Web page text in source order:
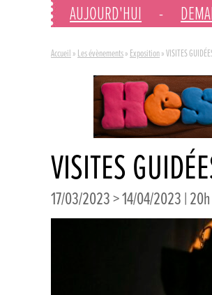
AUJOURD'HUI -
Accueil » Les évènements» Exposition»VISITES
VISITES
17/03/2023 > 14/04/2023 |